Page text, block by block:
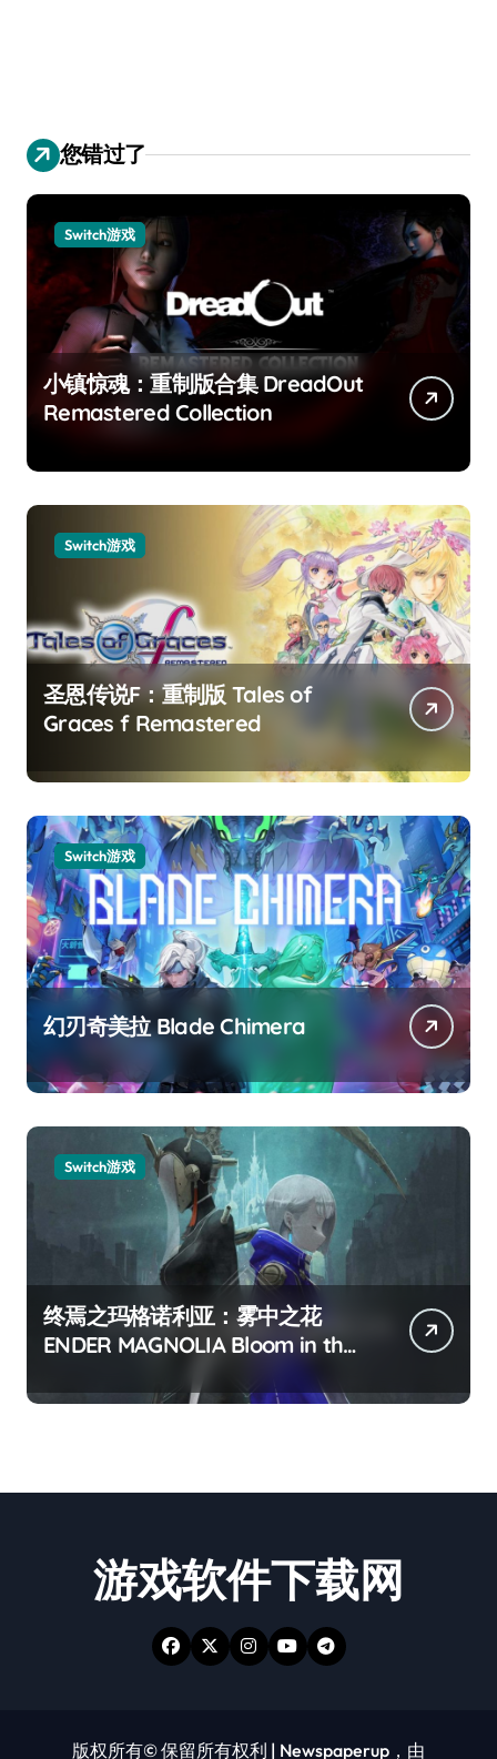
您错过了
Switch游戏
小镇惊魂：重制版合集 DreadOut
Remastered Collection
Switch游戏
圣恩传说F：重制版 Tales of
Graces f Remastered
Switch游戏
幻刃奇美拉 Blade Chimera
Switch游戏
终焉之玛格诺利亚：雾中之花
ENDER MAGNOLIA Bloom in the
游戏软件下载网
版权所有© 保留所有权利 | Newspaperup ，由